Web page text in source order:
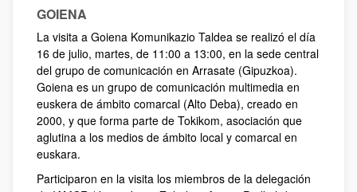
GOIENA
La visita a Goiena Komunikazio Taldea se realizó el día
16 de julio, martes, de 11:00 a 13:00, en la sede central
del grupo de comunicación en Arrasate (Gipuzkoa).
Goiena es un grupo de comunicación multimedia en
euskera de ámbito comarcal (Alto Deba), creado en
2000, y que forma parte de Tokikom, asociación que
aglutina a los medios de ámbito local y comarcal en
euskara.
Participaron en la visita los miembros de la delegación